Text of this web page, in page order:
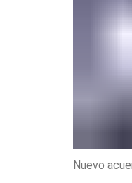
Nuevo